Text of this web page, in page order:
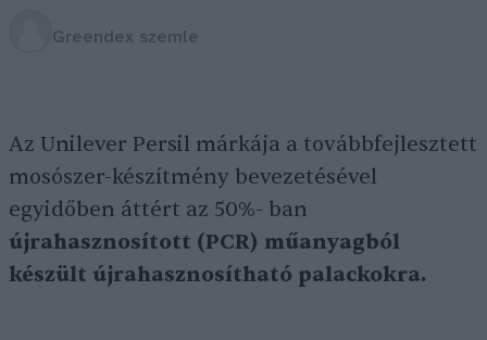
Greendex szemle
Az Unilever Persil márkája a továbbfejlesztett
mosószer-készítmény bevezetésével
egyidőben áttért az 50%- ban
újrahasznosított (PCR) műanyagból
készült újrahasznosítható palackokra.